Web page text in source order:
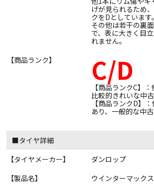
げが見られるため
クをDとしています。
その他は若干の裏
で、表に大きく目
れません。
【商品ランク】
C/D
【商品ランクC】
比較的きれいな中
【商品ランクD】
あり、一般的な中
■タイヤ詳細
【タイヤメーカー】
ダンロップ
【製品名】
ウインターマック